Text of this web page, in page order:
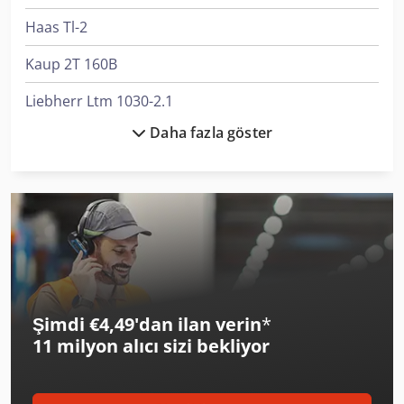
Haas Tl-2
Kaup 2T 160B
Liebherr Ltm 1030-2.1
Man Tgl 10
Man Tgl 12
Man Tgl 7
Man Tgl 8
Man Tgm 12
Manitou 170 Aetj-L
Daha fazla göster
Şimdi €4,49'dan ilan verin*
11 milyon alıcı sizi bekliyor